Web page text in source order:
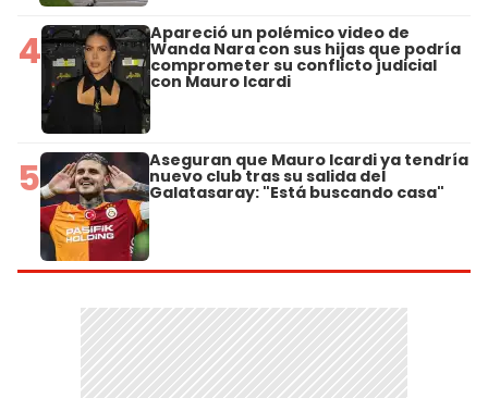
4 Apareció un polémico video de
Wanda Nara con sus hijas que podría
comprometer su conflicto judicial
con Mauro Icardi
5 Aseguran que Mauro Icardi ya tendría
nuevo club tras su salida del
Galatasaray: "Está buscando casa"